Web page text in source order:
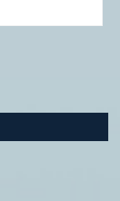
пройдёт